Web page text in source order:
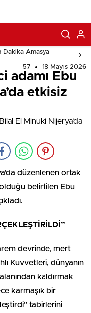
Dakika Amasya
57 18 Mayıs 2026
adamı Ebu
etkisiz
düzenlenen ortak
olduğu belirtilen Ebu
devrinde, mert
Kuvvetleri, dünyanın
kaldırmak
karmaşık bir
tabirlerini